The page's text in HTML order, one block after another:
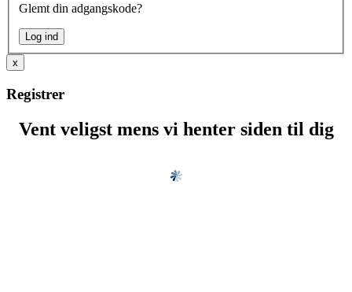
Glemt din adgangskode?
x
Registrer
Vent veligst mens vi henter siden til dig